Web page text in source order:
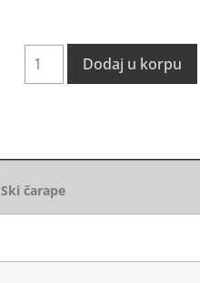
Dodaj u korpu
Ski čarape